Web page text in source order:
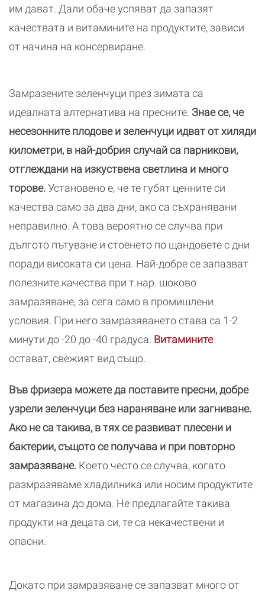
им дават. Дали обаче успяват да запазят
качествата и витамините на продуктите, зависи
от начина на консервиране.
Замразените зеленчуци през зимата са
идеалната алтернатива на пресните. Знае се, че
несезонните плодове и зеленчуци идват от хиляди
километри, в най-добрия случай са парникови,
отглеждани на изкуствена светлина и много
торове.Установено е, че те губят ценните си
качества само за два дни, ако са съхранявани
неправилно. А това вероятно се случва при
дългото пътуване и стоенето по щандовете с дни
поради високата си цена. Най-добре се запазват
полезните качества при т.нар. шоково
замразяване, за сега само в промишлени
условия. При него замразяването става са 1-2
минути до -20 до -40 градуса. Витамините
остават, свежият вид също.
Във фризера можете да поставите пресни, добре
узрели зеленчуци без нараняване или загниване.
Ако не са такива, в тях се развиват плесени и
бактерии, същото се получава и при повторно
замразяване. Което често се случва, когато
размразяваме хладилника или носим продуктите
от магазина до дома. Не предлагайте такива
продукти на децата си, те са некачествени и
опасни.
Докато при замразяване се запазват много от